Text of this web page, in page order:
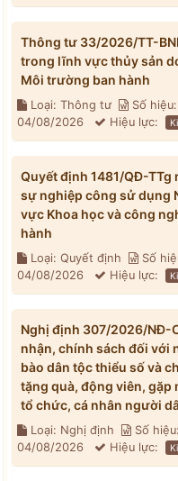
Thông tư 33/2026/TT-
trong lĩnh vực thủy sản
Môi trường ban hành
Loại: Thông tư Số
04/08/2026
Hiệu lực:
Quyết định 1481/QĐ-TTg
sự nghiệp công sử dụng
vực Khoa học và công
hành
Loại: Quyết định Số
04/08/2026
Hiệu lực:
Nghị định 307/2026/NĐ-
nhận, chính sách đối với
bào dân tộc thiểu số và
tặng quà, động viên,
tổ chức, cá nhân người
Loại: Nghị định Số
04/08/2026
Hiệu lực: